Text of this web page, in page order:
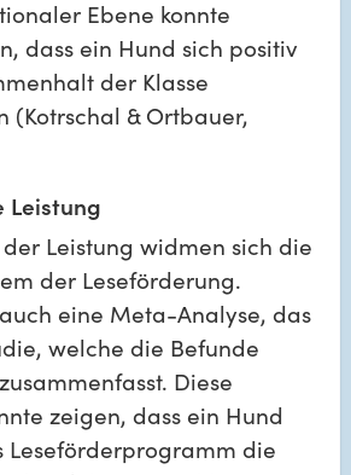
Ebene konnte
dass ein Hund sich positiv
der Klasse
(Kotrschal & Ortbauer,
Leistung
Leistung widmen sich die
der Leseförderung.
eine Meta-Analyse, das
welche die Befunde
Diese
zeigen, dass ein Hund
Leseförderprogramm die